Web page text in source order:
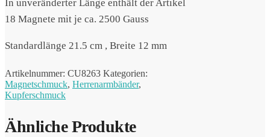
In unveränderter Länge enthält der Artikel
18 Magnete mit je ca. 2500 Gauss
Standardlänge 21.5 cm , Breite 12 mm
Artikelnummer: CU8263 Kategorien:
Magnetschmuck, Herrenarmbänder,
Kupferschmuck
Ähnliche Produkte